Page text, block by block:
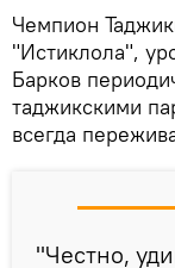
Чемпион
"Истиклола",
Барков
таджикскими
всегда
"Честно,